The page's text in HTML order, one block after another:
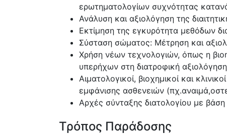
ερωτηματολογίων συχνότητας
Ανάλυση και αξιολόγηση της
Εκτίμηση της εγκυρότητα μεθόδων
Σύσταση σώματος: Μέτρηση και
Χρήση νέων τεχνολογιών, όπως η
υπερήχων στη διατροφική αξιολόγηση
Αιματολογικοί, βιοχημικοί και
εμφάνισης ασθενειών
Αρχές σύνταξης διατολογίου με βάση
Τρόπος Παράδοσης